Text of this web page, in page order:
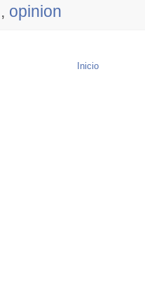
, opinion
Inicio